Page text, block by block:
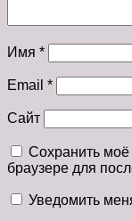
Имя *
Email *
Сайт
Сохранить моё
браузере для
Уведомить